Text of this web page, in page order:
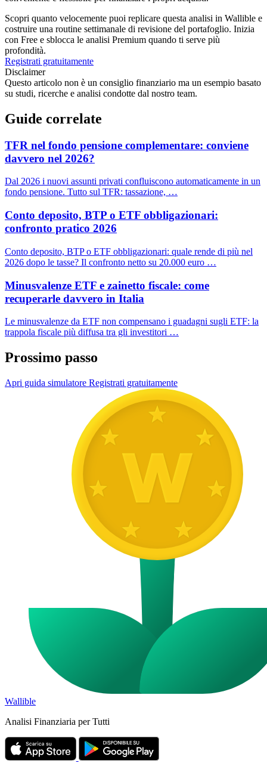
Scopri quanto velocemente puoi replicare questa analisi in Wallible e
costruire una routine settimanale di revisione del portafoglio. Inizia
con Free e sblocca le analisi Premium quando ti serve più
profondità.
Registrati gratuitamente
Disclaimer
Questo articolo non è un consiglio finanziario ma un esempio basato
su studi, ricerche e analisi condotte dal nostro team.
Guide correlate
TFR nel fondo pensione complementare: conviene
davvero nel 2026?
Dal 2026 i nuovi assunti privati confluiscono automaticamente in un
fondo pensione. Tutto sul TFR: tassazione, …
Conto deposito, BTP o ETF obbligazionari:
confronto pratico 2026
Conto deposito, BTP o ETF obbligazionari: quale rende di più nel
2026 dopo le tasse? Il confronto netto su 20.000 euro …
Minusvalenze ETF e zainetto fiscale: come
recuperarle davvero in Italia
Le minusvalenze da ETF non compensano i guadagni sugli ETF: la
trappola fiscale più diffusa tra gli investitori …
Prossimo passo
Apri guida simulatore Registrati gratuitamente
Wallible
Analisi Finanziaria per Tutti